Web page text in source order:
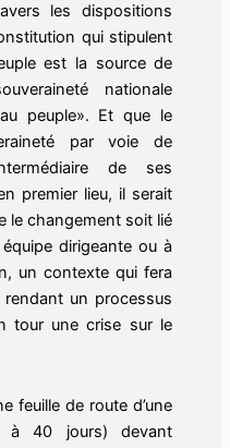
les dispositions
qui stipulent
est la source de
nationale
peuple». Et que le
par voie de
de ses
premier lieu, il serait
le changement soit lié
dirigeante ou à
un contexte qui fera
un processus
tour une crise sur le
feuille de route d’une
à 40 jours) devant